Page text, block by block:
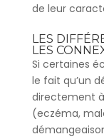
de leur
LES
LES
Si certaines
le fait qu’un
directement à
(eczéma,